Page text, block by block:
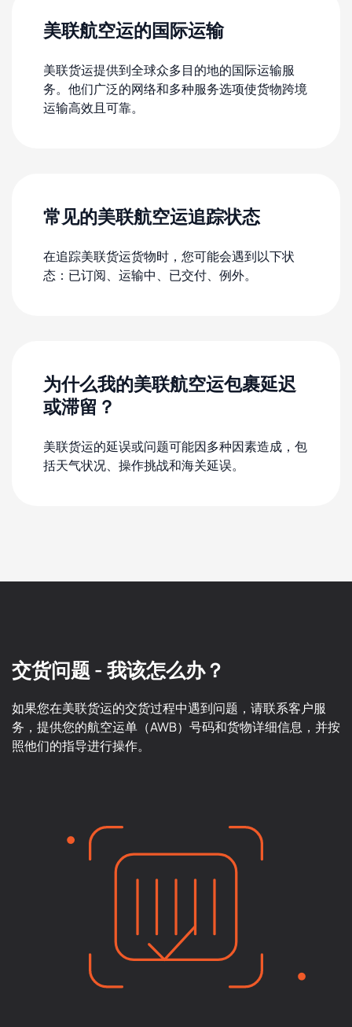
美联航空运的国际运输
美联货运提供到全球众多目的地的国际运输服
务。他们广泛的网络和多种服务选项使货物跨境
运输高效且可靠。
常见的美联航空运追踪状态
在追踪美联货运货物时，您可能会遇到以下状
态：已订阅、运输中、已交付、例外。
为什么我的美联航空运包裹延迟
或滞留？
美联货运的延误或问题可能因多种因素造成，包
括天气状况、操作挑战和海关延误。
交货问题 - 我该怎么办？
如果您在美联货运的交货过程中遇到问题，请联系客户服
务，提供您的航空运单（AWB）号码和货物详细信息，并按
照他们的指导进行操作。